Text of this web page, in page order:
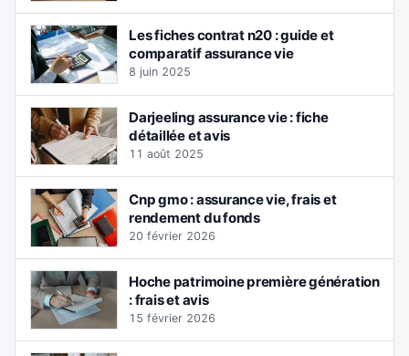
Les fiches contrat n20 : guide et
comparatif assurance vie
8 juin 2025
Darjeeling assurance vie : fiche
détaillée et avis
11 août 2025
Cnp gmo : assurance vie, frais et
rendement du fonds
20 février 2026
Hoche patrimoine première génération
: frais et avis
15 février 2026